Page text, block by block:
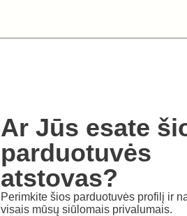
Ar Jūs esate
parduotuvės
atstovas?
Perimkite šios parduotuvės profilį ir
visais mūsų siūlomais privalumais.